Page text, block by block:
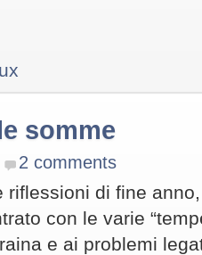
somme
2 comments
riflessioni di fine
con le varie
e ai problemi